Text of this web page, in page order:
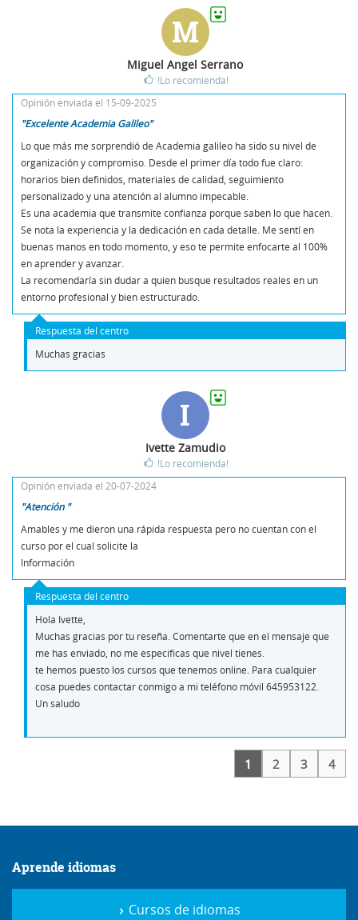
M
Miguel Angel Serrano
!Lo recomienda!
Opinión enviada el 15-09-2025
"Excelente Academia Galileo"
Lo que más me sorprendió de Academia galileo ha sido su nivel de
organización y compromiso. Desde el primer día todo fue claro:
horarios bien definidos, materiales de calidad, seguimiento
personalizado y una atención al alumno impecable.
Es una academia que transmite confianza porque saben lo que hacen.
Se nota la experiencia y la dedicación en cada detalle. Me sentí en
buenas manos en todo momento, y eso te permite enfocarte al 100%
en aprender y avanzar.
La recomendaría sin dudar a quien busque resultados reales en un
entorno profesional y bien estructurado.
Respuesta del centro
Muchas gracias
I
Ivette Zamudio
!Lo recomienda!
Opinión enviada el 20-07-2024
"Atención "
Amables y me dieron una rápida respuesta pero no cuentan con el
curso por el cual solicite la
Información
Respuesta del centro
Hola Ivette,
Muchas gracias por tu reseña. Comentarte que en el mensaje que
me has enviado, no me especificas que nivel tienes.
te hemos puesto los cursos que tenemos online. Para cualquier
cosa puedes contactar conmigo a mi teléfono móvil 645953122.
Un saludo
1 2 3 4
Aprende idiomas
Cursos de idiomas